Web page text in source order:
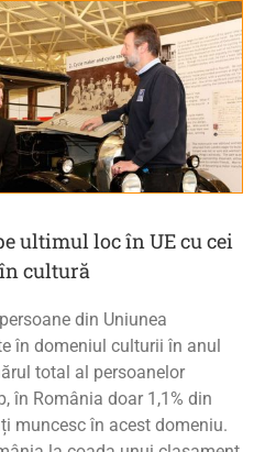
ultimul loc în UE cu cei
cultură
din Uniunea
în domeniul culturii în anul
total al persoanelor
în România doar 1,1% din
muncesc în acest domeniu.